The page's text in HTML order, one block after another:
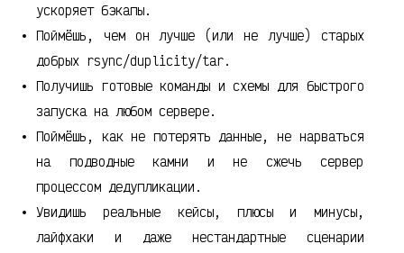
ускоряет бэкапы.
Поймёшь, чем он лучше (или не лучше) старых
добрых rsync/duplicity/tar.
Получишь готовые команды и схемы для быстрого
запуска на любом сервере.
Поймёшь, как не потерять данные, не нарваться
на подводные камни и не сжечь сервер
процессом дедупликации.
Увидишь реальные кейсы, плюсы и минусы,
лайфхаки и даже нестандартные сценарии